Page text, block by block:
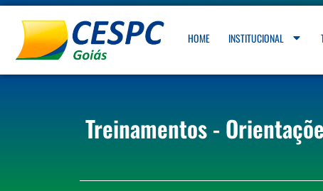
HOME INSTITUCIONAL
Treinamentos -